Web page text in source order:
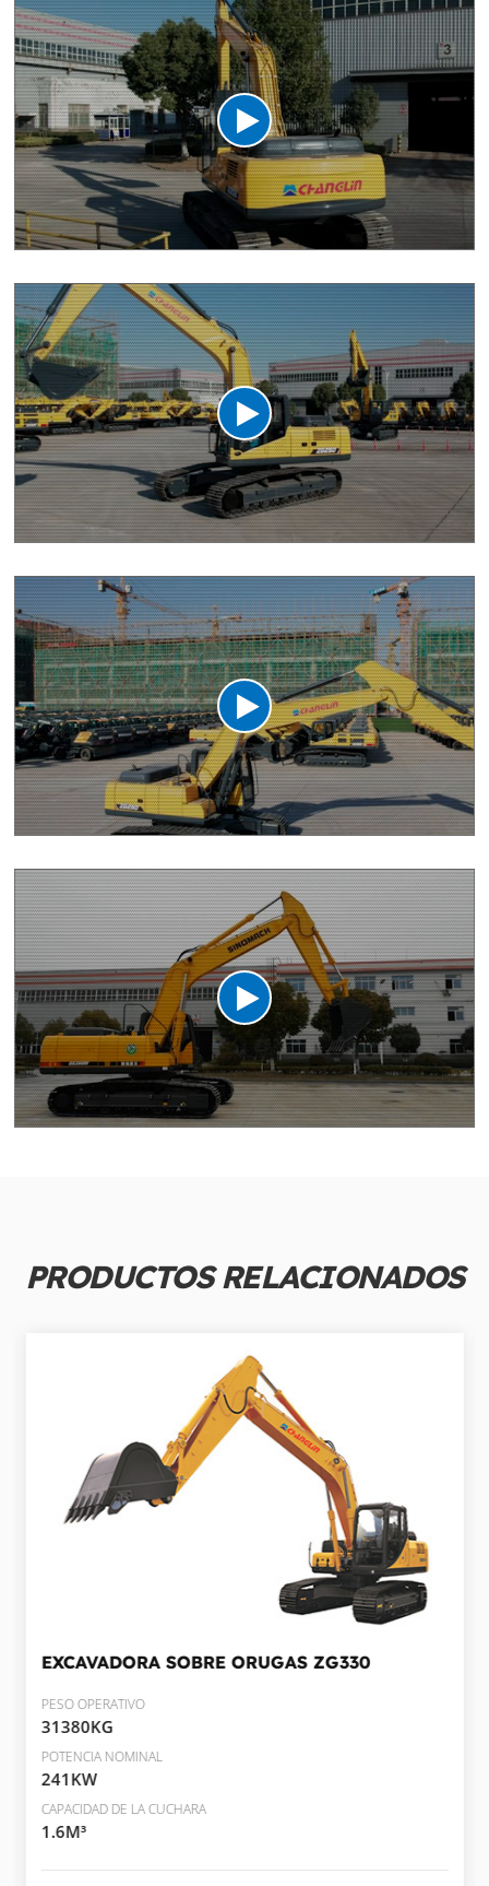
PRODUCTOS RELACIONADOS
EXCAVADORA SOBRE ORUGAS ZG330
PESO OPERATIVO
31380KG
POTENCIA NOMINAL
241KW
CAPACIDAD DE LA CUCHARA
1.6M³